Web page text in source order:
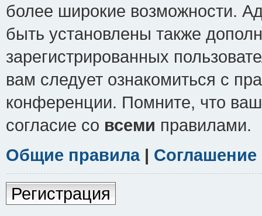
более широкие возможности.
быть установлены также
зарегистрированных
вам следует ознакомиться с
конференции. Помните, что
согласие со всеми правилами.
Общие правила|
Регистрация